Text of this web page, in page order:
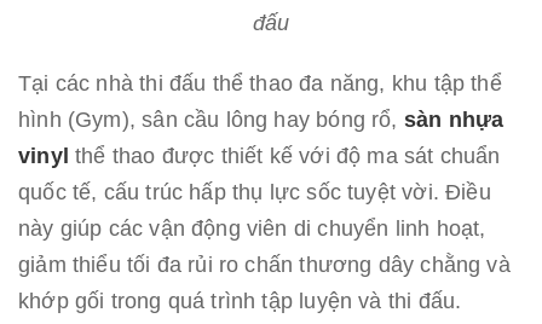
đấu
Tại các nhà thi đấu thể thao đa năng, khu tập thể
hình (Gym), sân cầu lông hay bóng rổ, sàn nhựa
vinyl thể thao được thiết kế với độ ma sát chuẩn
quốc tế, cấu trúc hấp thụ lực sốc tuyệt vời. Điều
này giúp các vận động viên di chuyển linh hoạt,
giảm thiểu tối đa rủi ro chấn thương dây chằng và
khớp gối trong quá trình tập luyện và thi đấu.